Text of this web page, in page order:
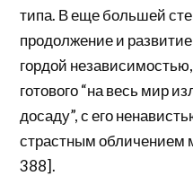
типа. В еще большей
продолжение и развитие
гордой
готового “на весь мир
досаду”, с его
страстным обличением
388].